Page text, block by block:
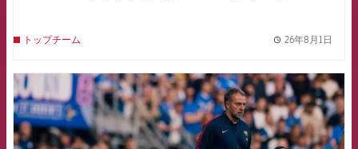
トップチーム 26年8月1日
FCB Barcelona badge